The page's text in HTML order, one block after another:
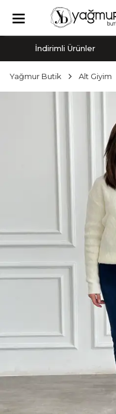
İndirimli Ürünler
Yağmur Butik Alt Giyim